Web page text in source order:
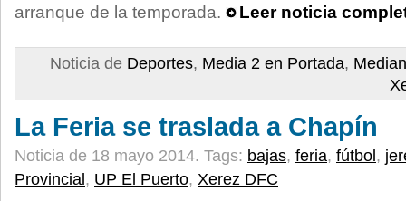
arranque de la temporada.
Leer noticia
Noticia de Deportes, Media 2 en Portada,
La Feria se traslada a Chapín
Noticia de 18 mayo 2014. Tags: bajas, feria, fútbol ,
Provincial , UP El Puerto, Xerez DFC